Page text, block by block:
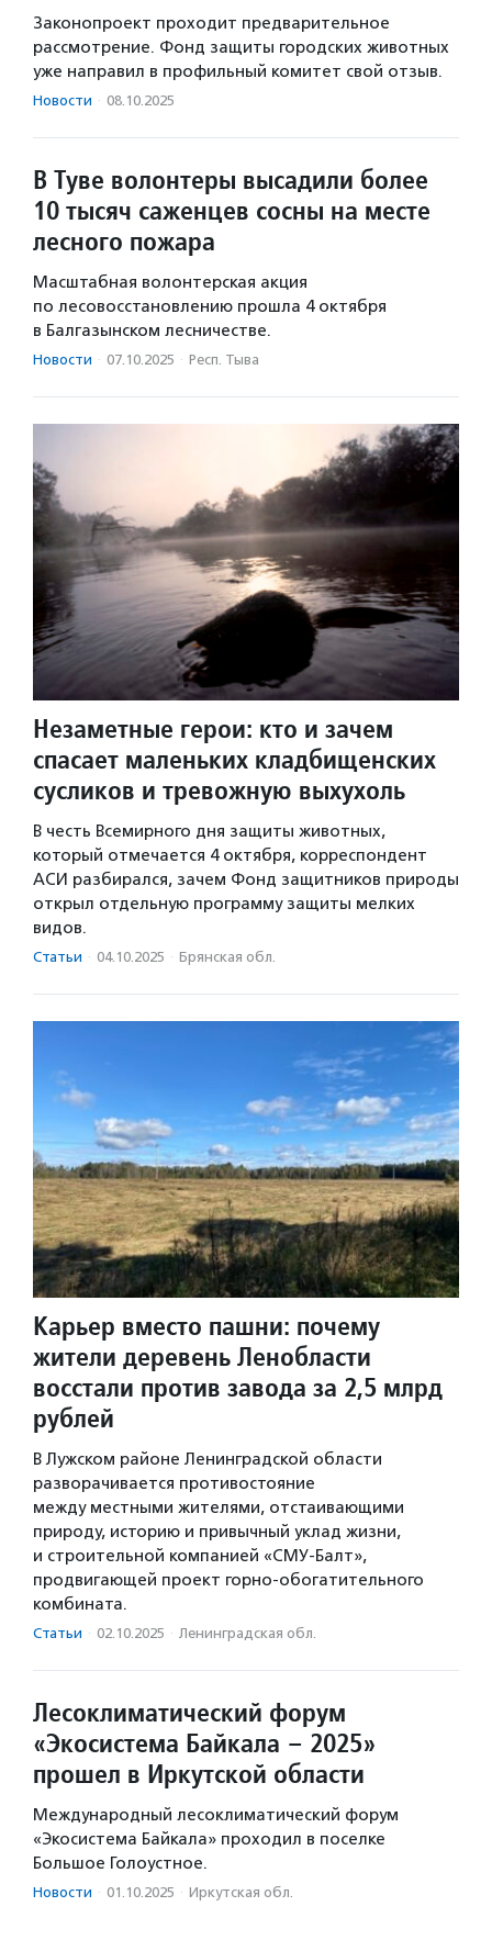
Законопроект проходит предварительное
рассмотрение. Фонд защиты городских животных
уже направил в профильный комитет свой отзыв.
Новости · 08.10.2025
В Туве волонтеры высадили более
10 тысяч саженцев сосны на месте
лесного пожара
Масштабная волонтерская акция
по лесовосстановлению прошла 4 октября
в Балгазынском лесничестве.
Новости · 07.10.2025 · Респ. Тыва
Незаметные герои: кто и зачем
спасает маленьких кладбищенских
сусликов и тревожную выхухоль
В честь Всемирного дня защиты животных,
который отмечается 4 октября, корреспондент
АСИ разбирался, зачем Фонд защитников природы
открыл отдельную программу защиты мелких
видов.
Статьи · 04.10.2025 · Брянская обл.
Карьер вместо пашни: почему
жители деревень Ленобласти
восстали против завода за 2,5 млрд
рублей
В Лужском районе Ленинградской области
разворачивается противостояние
между местными жителями, отстаивающими
природу, историю и привычный уклад жизни,
и строительной компанией «СМУ-Балт»,
продвигающей проект горно-обогатительного
комбината.
Статьи · 02.10.2025 · Ленинградская обл.
Лесоклиматический форум
«Экосистема Байкала – 2025»
прошел в Иркутской области
Международный лесоклиматический форум
«Экосистема Байкала» проходил в поселке
Большое Голоустное.
Новости · 01.10.2025 · Иркутская обл.